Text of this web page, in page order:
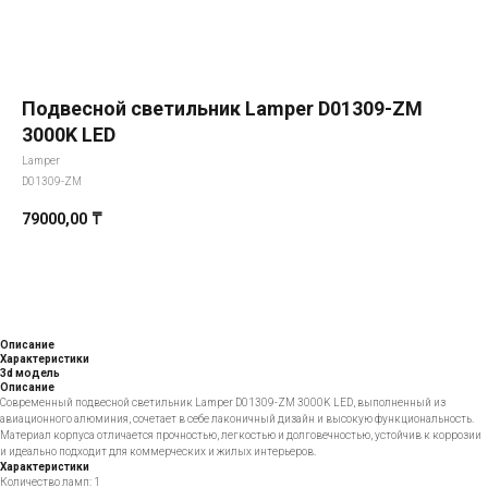
Подвесной светильник Lamper D01309-ZM
3000K LED
Lamper
D01309-ZM
79000,00 ₸
Описание
Характеристики
3d модель
Описание
Современный подвесной светильник Lamper D01309-ZM 3000K LED, выполненный из
авиационного алюминия, сочетает в себе лаконичный дизайн и высокую функциональность.
Материал корпуса отличается прочностью, легкостью и долговечностью, устойчив к коррозии
и идеально подходит для коммерческих и жилых интерьеров.
Характеристики
Количество ламп: 1